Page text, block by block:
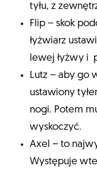
tyłu, z
Flip – skok
łyżwiarz
lewej łyżwy i
Lutz – aby go
ustawiony
nogi. Potem
wyskoczyć.
Axel – to
Występuje